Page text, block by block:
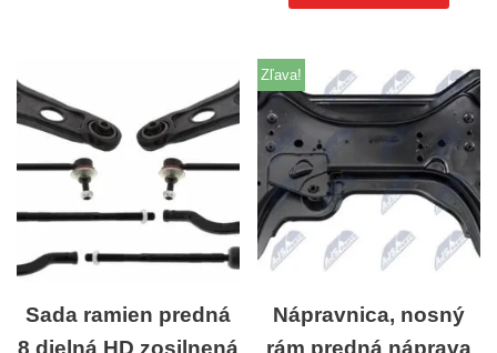
Sada ramien predná
8 dielná HD zosilnená
Zľava!
Nápravnica, nosný
rám predná náprava